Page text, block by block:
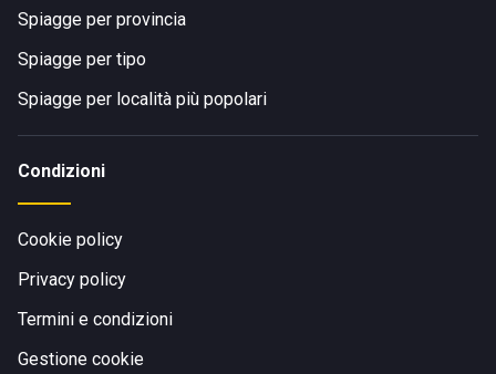
Spiagge per provincia
Spiagge per tipo
Spiagge per località più popolari
Condizioni
Cookie policy
Privacy policy
Termini e condizioni
Gestione cookie